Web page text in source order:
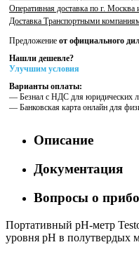
Оперативная доставка по г.
Доставка Транспортными
Предложение от официального
Нашли дешевле?
Улучшим условия
Варианты оплаты:
— Безнал с НДС для юридических
— Банковская карта онлайн для
Описание
Документация
Вопросы о
Портативный pH-метр
уровня pH в полутвердых